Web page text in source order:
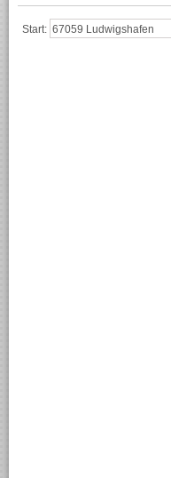
Start: